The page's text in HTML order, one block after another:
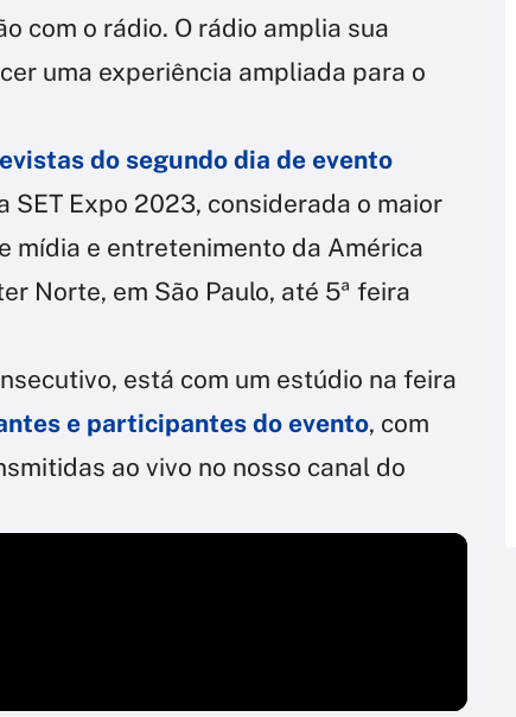
com o rádio. O rádio amplia sua
uma experiência ampliada para o
do segundo dia de evento
Expo 2023, considerada o maior
mídia e entretenimento da América
Norte, em São Paulo, até 5ª feira
está com um estúdio na feira
e participantes do evento, com
ao vivo no nosso canal do